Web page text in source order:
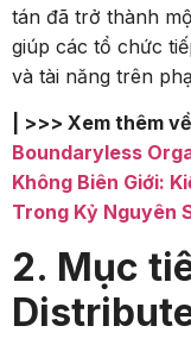
tán đã trở thành
giúp các tổ chức
và tài năng trên
| >>> Xem thêm
Boundaryless
Không Biên Giới:
Trong Kỷ Nguyên
2. Mục